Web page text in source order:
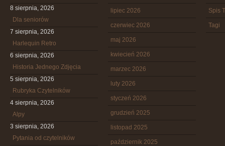
8 sierpnia, 2026
Dla seniorów
7 sierpnia, 2026
Harlequin Retro
6 sierpnia, 2026
Historia Jednego Zdjęcia
5 sierpnia, 2026
Rubryka Czytelników
4 sierpnia, 2026
Alpy
3 sierpnia, 2026
Pytania od czytelników
lipiec 2026
czerwiec 2026
maj 2026
kwiecień 2026
marzec 2026
luty 2026
styczeń 2026
grudzień 2025
listopad 2025
październik 2025
Spis
Tagi